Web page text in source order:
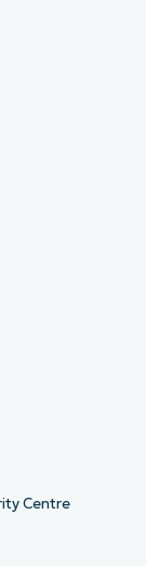
Centre